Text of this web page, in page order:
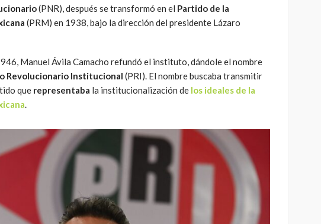
(PNR), después se transformó en el Partido de la
(PRM) en 1938, bajo la dirección del presidente Lázaro
Manuel Ávila Camacho refundó el instituto, dándole el nombre
Revolucionario Institucional (PRI). El nombre buscaba transmitir
que representaba la institucionalización de los ideales de la
.